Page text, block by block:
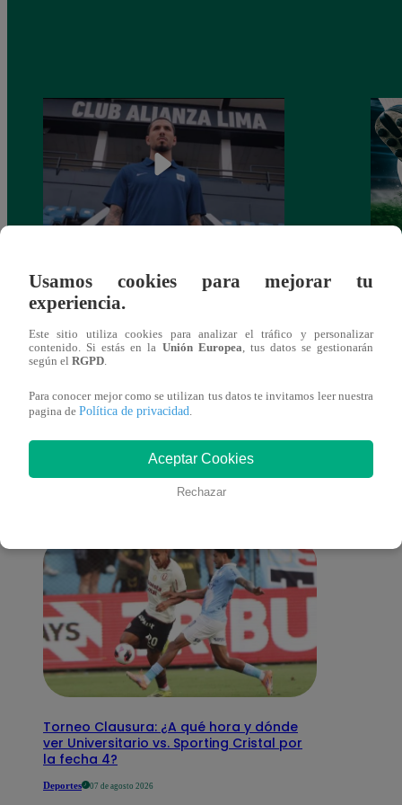
como nuevo fichaje para el Torneo
Clausura 2025
También te puede
interesar
Torneo Clausura: ¿A qué hora y dónde
ver Universitario vs. Sporting Cristal por
la fecha 4?
Deportes 07 de agosto 2026
Usamos cookies para mejorar tu
experiencia.
Este sitio utiliza cookies para analizar el tráfico y personalizar
contenido. Si estás en la Unión Europea , tus datos se gestionarán
según el RGPD
Para conocer mejor como se utilizan tus datos te invitamos leer nuestra
pagina de Política de privacidad
Aceptar Cookies
Rechazar